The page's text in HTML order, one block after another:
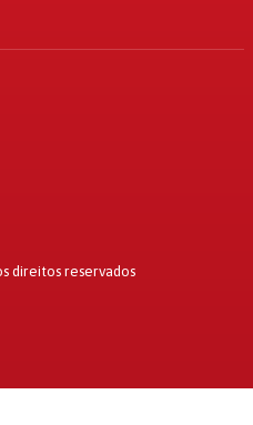
direitos reservados